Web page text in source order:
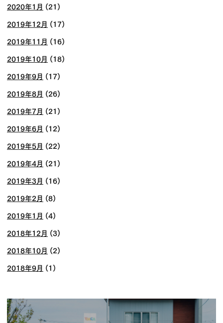
2020年1月 (21)
2019年12月 (17)
2019年11月 (16)
2019年10月 (18)
2019年9月 (17)
2019年8月 (26)
2019年7月 (21)
2019年6月 (12)
2019年5月 (22)
2019年4月 (21)
2019年3月 (16)
2019年2月 (8)
2019年1月 (4)
2018年12月 (3)
2018年10月 (2)
2018年9月 (1)